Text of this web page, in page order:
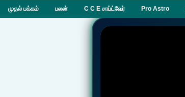
முதல் பக்கம் பலன் C C E சாப்ட்வேர் Pro Astro